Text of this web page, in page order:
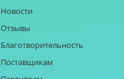
Новости
Отзывы
Благотворительность
Поставщикам